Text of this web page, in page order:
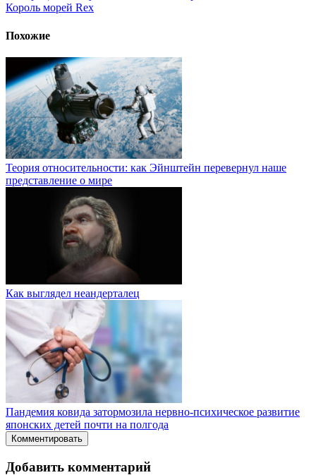
Король морей Rex
Похожие
Теория относительности: как Эйнштейн перевернул наше
представление о мире
Как выглядел неандерталец
Пандемия ковида затормозила нервно-психическое развитие
японских детей почти на полгода
Комментировать
Добавить комментарий